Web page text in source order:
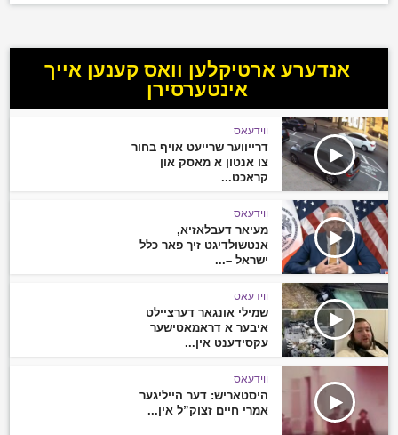
אנדערע ארטיקלען וואס קענען אייך
אינטערסירן
ווידעאס
דרייווער שרייעט אויף בחור
צו אנטון א מאסק און
קראכט...
ווידעאס
מעיאר דעבלאזיא,
אנטשולדיגט זיך פאר כלל
ישראל –...
ווידעאס
שמילי אונגאר דערציילט
איבער א דראמאטישער
עקסידענט אין...
ווידעאס
היסטאריש: דער הייליגער
אמרי חיים זצוק”ל אין...